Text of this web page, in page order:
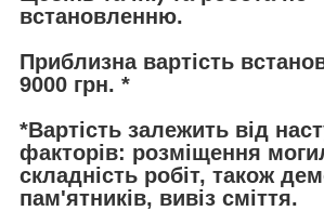
встановленню.
Приблизна вартість
9000 грн. *
*Вартість залежить від
факторів: розміщення
складність робіт, також
пам'ятників, вивіз сміття.